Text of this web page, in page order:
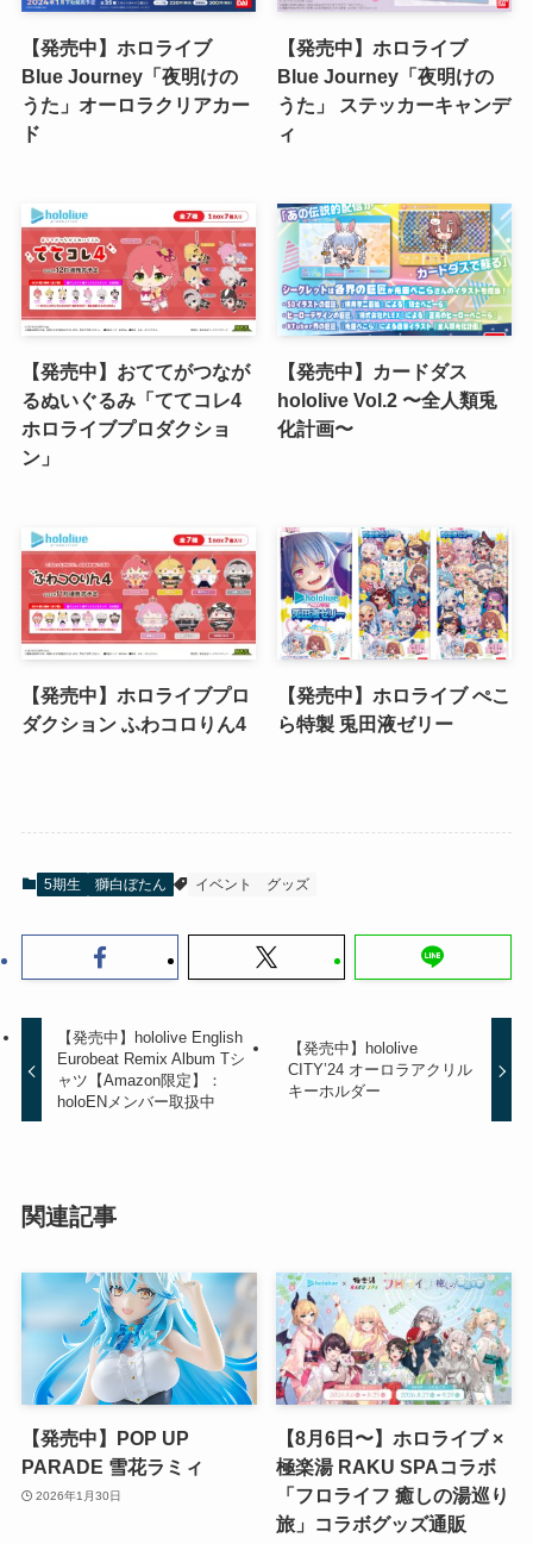
【発売中】ホロライブ
Blue Journey「夜明けの
うた」オーロラクリアカー
ド
【発売中】ホロライブ
Blue Journey「夜明けの
うた」 ステッカーキャンデ
ィ
【発売中】おててがつなが
るぬいぐるみ「ててコレ4
ホロライブプロダクショ
ン」
【発売中】カードダス
hololive Vol.2 〜全人類兎
化計画〜
【発売中】ホロライブプロ
ダクション ふわコロりん4
【発売中】ホロライブ ぺこ
ら特製 兎田液ゼリー
5期生 獅白ぼたん イベント グッズ
【発売中】hololive English
Eurobeat Remix Album Tシ
ャツ【Amazon限定】：
holoENメンバー取扱中
【発売中】hololive
CITY’24 オーロラアクリル
キーホルダー
関連記事
【発売中】POP UP
PARADE 雪花ラミィ
2026年1月30日
【8月6日〜】ホロライブ ×
極楽湯 RAKU SPAコラボ
「フロライフ 癒しの湯巡り
旅」コラボグッズ通販